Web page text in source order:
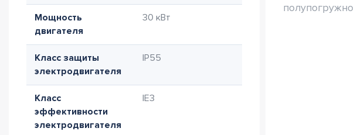
Мощность
двигателя
30 кВт
Класс защиты
электродвигателя
IP55
Класс
эффективности
электродвигателя
IE3